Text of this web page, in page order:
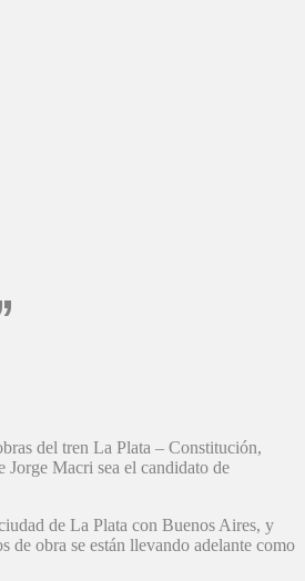
del tren La Plata – Constitución,
Jorge Macri sea el candidato de
de La Plata con Buenos Aires, y
de obra se están llevando adelante como